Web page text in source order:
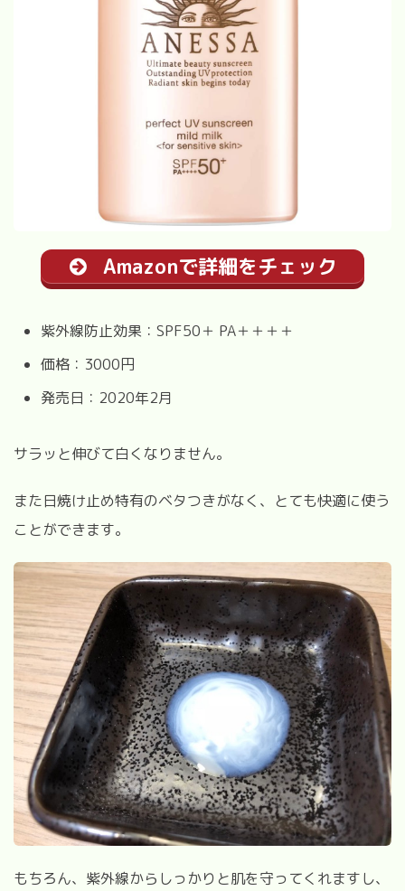
Amazonで詳細をチェック
紫外線防止効果：SPF50＋ PA＋＋＋＋
価格：3000円
発売日：2020年2月
サラッと伸びて白くなりません。
また日焼け止め特有のベタつきがなく、とても快適に使う
ことができます。
もちろん、紫外線からしっかりと肌を守ってくれますし、